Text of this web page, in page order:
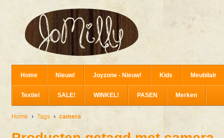
Home Nieuw! Joyzone - Nieuw! Kids Meubilair
Textiel SALE! WINKEL! PASEN Merken
Home Tags camera